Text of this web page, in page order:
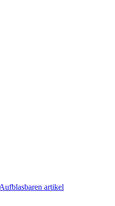
Aufblasbaren artikel